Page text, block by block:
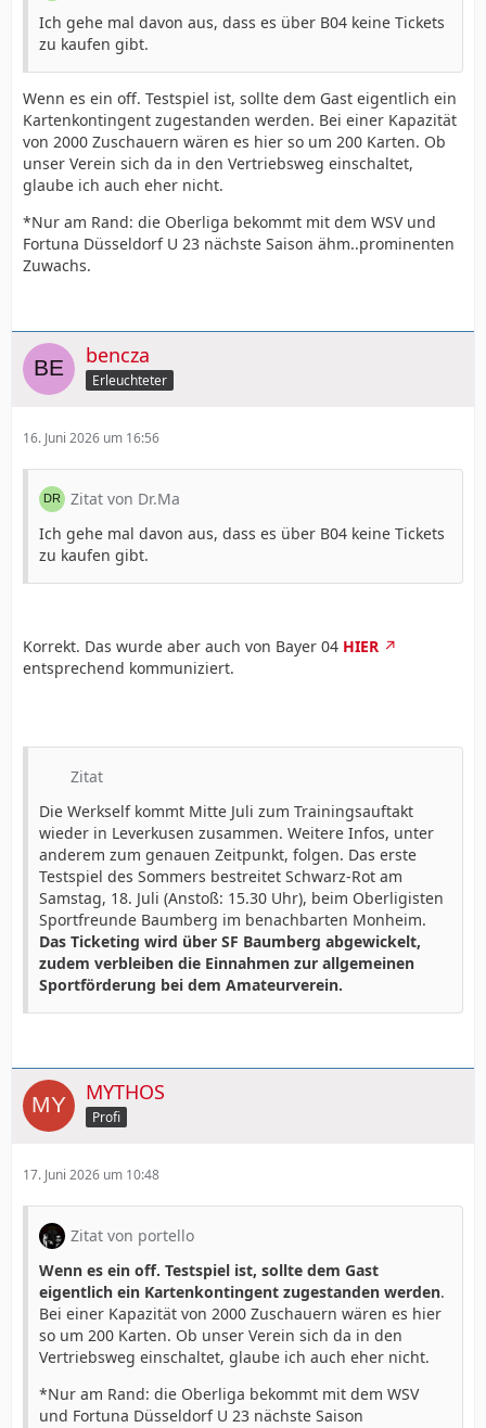
Ich gehe mal davon aus, dass es über B04 keine Tickets
zu kaufen gibt.
Wenn es ein off. Testspiel ist, sollte dem Gast eigentlich ein
Kartenkontingent zugestanden werden. Bei einer Kapazität
von 2000 Zuschauern wären es hier so um 200 Karten. Ob
unser Verein sich da in den Vertriebsweg einschaltet,
glaube ich auch eher nicht.
*Nur am Rand: die Oberliga bekommt mit dem WSV und
Fortuna Düsseldorf U 23 nächste Saison ähm..prominenten
Zuwachs.
bencza
Erleuchteter
16. Juni 2026 um 16:56
Zitat von Dr.Ma
Ich gehe mal davon aus, dass es über B04 keine Tickets
zu kaufen gibt.
Korrekt. Das wurde aber auch von Bayer 04 HIER
entsprechend kommuniziert.
Zitat
Die Werkself kommt Mitte Juli zum Trainingsauftakt
wieder in Leverkusen zusammen. Weitere Infos, unter
anderem zum genauen Zeitpunkt, folgen. Das erste
Testspiel des Sommers bestreitet Schwarz-Rot am
Samstag, 18. Juli (Anstoß: 15.30 Uhr), beim Oberligisten
Sportfreunde Baumberg im benachbarten Monheim.
Das Ticketing wird über SF Baumberg abgewickelt,
zudem verbleiben die Einnahmen zur allgemeinen
Sportförderung bei dem Amateurverein.
MYTHOS
Profi
17. Juni 2026 um 10:48
Zitat von portello
Wenn es ein off. Testspiel ist, sollte dem Gast
eigentlich ein Kartenkontingent zugestanden werden.
Bei einer Kapazität von 2000 Zuschauern wären es hier
so um 200 Karten. Ob unser Verein sich da in den
Vertriebsweg einschaltet, glaube ich auch eher nicht.
*Nur am Rand: die Oberliga bekommt mit dem WSV
und Fortuna Düsseldorf U 23 nächste Saison